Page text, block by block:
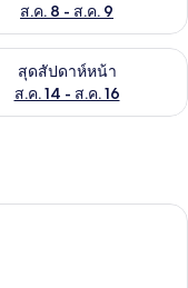
ส.ค. 8 - ส.ค. 9
.ค. 7 - ส.ค. 9
สุดสัปดาห์หน้า
ส.ค. 14 - ส.ค. 16
บจำนวนห้องพักว่างใน
ห้องพัก, ผ้าม่านกันแสง, Wi-